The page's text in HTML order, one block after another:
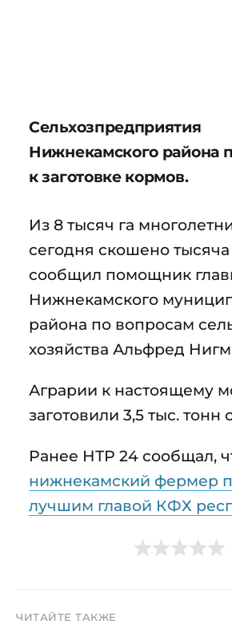
Сельхозпредприятия
Нижнекамского района
к заготовке кормов.
Из 8 тысяч га
сегодня скошено тысяча
сообщил помощник
Нижнекамского
района по вопросам
хозяйства Альфред
Аграрии к настоящему
заготовили 3,5 тыс. тонн
Ранее НТР 24 сообщал,
нижнекамский фермер
лучшим главой КФХ
ЧИТАЙТЕ ТАКЖЕ